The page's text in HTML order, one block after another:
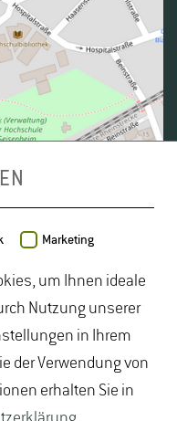
unterODbL
Studium|
|Oenologie
|Studiengänge
| Studiengänge
Marketing
um Ihnen ideale
Nutzung unserer
in Ihrem
der Verwendung von
erhalten Sie in